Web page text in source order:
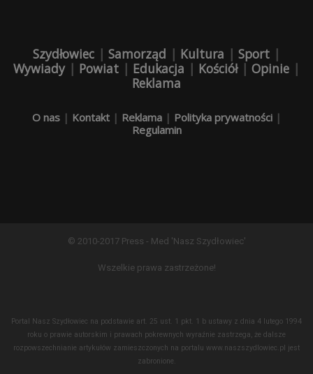
Szydłowiec | Samorząd | Kultura | Sport |
Wywiady| Powiat | Edukacja | Kościół| Opinie |
Reklama
O nas| Kontakt| Reklama| Polityka prywatności|
Regulamin
© 2010-2017 Press - Med 'Nasz Szydłowiec'
Wszelkie prawa zastrzeżone!
Portal Nasz Szydłowiec na podstawie art. 25 ust. 1 pkt. 1 b ustawy z dnia 4 lutego 1994
roku o prawie autorskim i prawach pokrewnych wyraźnie zastrzega, że dalsze
rozpowszechnianie artykułów zamieszczonych na portalu www.naszszydlowiec.pl jest
zabronione.